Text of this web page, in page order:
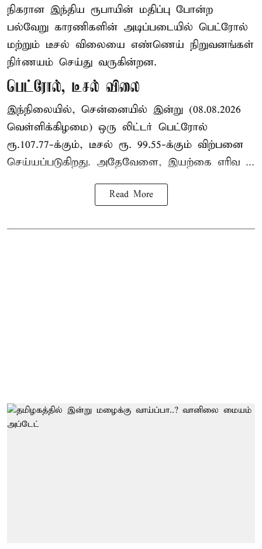
நிகரான இந்திய ரூபாயின் மதிப்பு போன்ற
பல்வேறு காரணிகளின் அடிப்படையில் பெட்ரோல்
மற்றும் டீசல் விலையை எண்ணெய் நிறுவனங்கள்
நிர்ணயம் செய்து வருகின்றன.
பெட்ரோல், டீசல் விலை
இந்நிலையில், சென்னையில் இன்று (08.08.2026
வெள்ளிக்கிழமை) ஒரு லிட்டர் பெட்ரோல்
ரூ.107.77-க்கும், டீசல் ரூ. 99.55-க்கும் விற்பனை
செய்யப்படுகிறது. அதேவேளை, இயற்கை எரிவ ...
Read More